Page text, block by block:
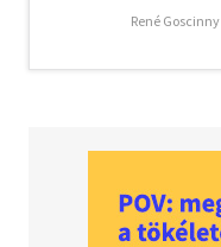
René Goscinny